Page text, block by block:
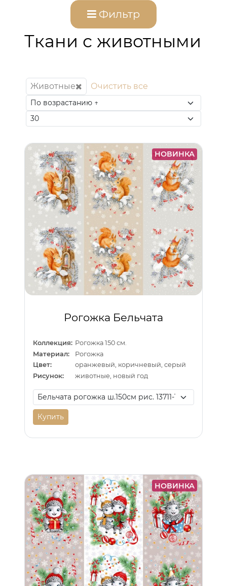
Фильтр
Ткани с животными
Животные Очистить все
НОВИНКА
Рогожка Бельчата
Коллекция: Рогожка 150 см.
Материал:
Рогожка
Цвет:
оранжевый, коричневый, серый
Рисунок:
животные, новый год
Купить
НОВИНКА